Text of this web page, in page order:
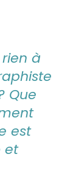
à
Que
est
et